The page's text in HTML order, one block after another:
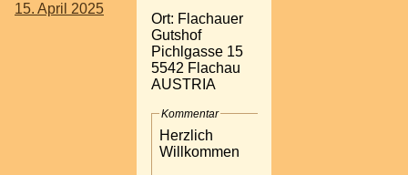
15. April 2025
Ort: Flachauer
Gutshof
Pichlgasse 15
5542 Flachau
AUSTRIA
Kommentar
Herzlich
Willkommen